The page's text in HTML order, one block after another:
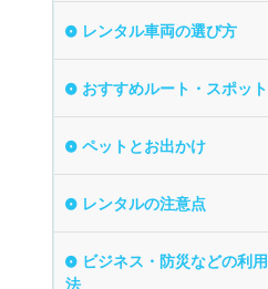
レンタル車両の選び方
おすすめルート・スポット
ペットとお出かけ
レンタルの注意点
ビジネス・防災などの利用
法